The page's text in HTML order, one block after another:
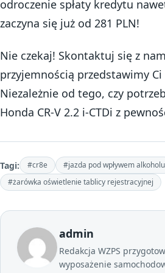
odroczenie spłaty kredytu
zaczyna się już od 281 PLN!
Nie czekaj! Skontaktuj się z
przyjemnością przedstawimy
Niezależnie od tego, czy
Honda CR-V 2.2 i-CTDi z
Tagi: #cr8e #jazda pod wpływem alkoholu
#żarówka oświetlenie tablicy rejestracyjnej
admin
Redakcja WZPS
wyposażenie